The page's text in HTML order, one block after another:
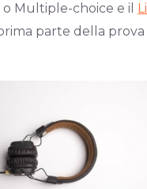
o Multiple-choice e il
parte della prova